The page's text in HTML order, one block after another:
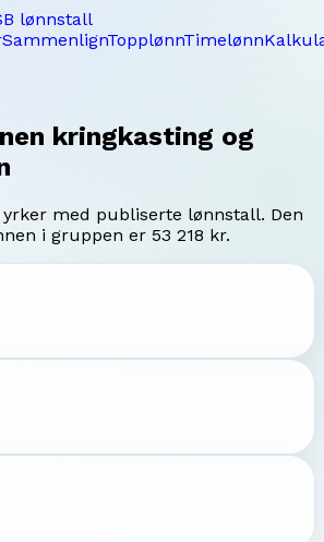
lønnstall
SammenlignTopplønnTimelønn
kringkasting og
yrker med publiserte lønnstall. Den
i gruppen er 53 218 kr.